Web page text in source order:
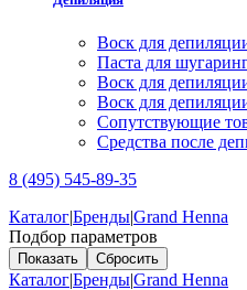
Воск для
Паста для
Воск для
Воск для
Сопутствующие
Средства после
8 (495) 545-89-35
Каталог|Бренды|Grand Henna
Подбор параметров
Каталог|Бренды|Grand Henna